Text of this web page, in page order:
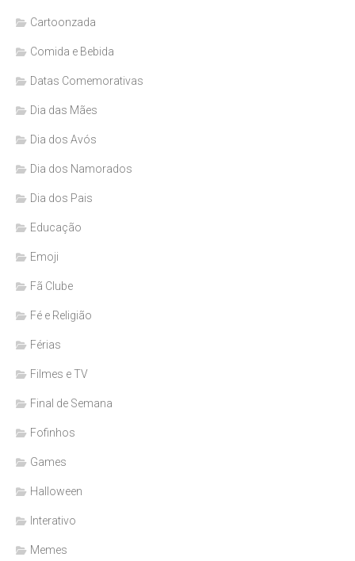
Cartoonzada
Comida e Bebida
Datas Comemorativas
Dia das Mães
Dia dos Avós
Dia dos Namorados
Dia dos Pais
Educação
Emoji
Fã Clube
Fé e Religião
Férias
Filmes e TV
Final de Semana
Fofinhos
Games
Halloween
Interativo
Memes